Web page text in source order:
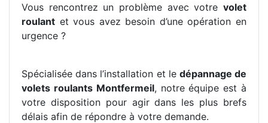
Vous rencontrez un problème avec votre volet
roulant et vous avez besoin d’une opération en
urgence ?
Spécialisée dans l’installation et le dépannage de
volets roulants Montfermeil, notre équipe est à
votre disposition pour agir dans les plus brefs
délais afin de répondre à votre demande.